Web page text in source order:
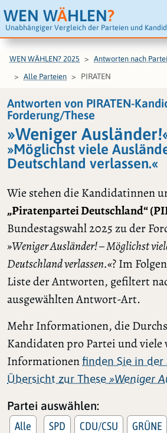
WEN WÄHLEN?
Unabhängiger Vergleich der Parteien und
WEN WÄHLEN? 2025 Antworten nach
Alle Parteien PIRATEN
Antworten von PIRATEN-
Forderung/These
»Weniger
»Möglichst viele
Deutschland verlassen.«
Wie stehen die Kandidatinnen
„Piratenpartei Deutschland“
Bundestagswahl 2025 zu der
»Weniger Ausländer! – Möglichst
Deutschland verlassen.«? Im
Liste der Antworten, gefiltert
ausgewählten Antwort-Art.
Mehr Informationen, die
Kandidaten pro Partei und viele
Informationenfinden Sie in
Übersicht zur These »Weniger
Partei auswählen:
Alle SPD CDU/CSU GRÜNE